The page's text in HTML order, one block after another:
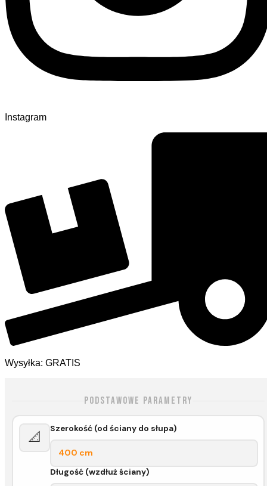
Instagram
Wysyłka: GRATIS
Podstawowe parametry
📐
Szerokość (od ściany do słupa)
400 cm
Długość (wzdłuż ściany)